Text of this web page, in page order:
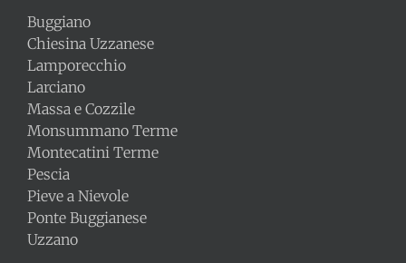
Buggiano
Chiesina Uzzanese
Lamporecchio
Larciano
Massa e Cozzile
Monsummano Terme
Montecatini Terme
Pescia
Pieve a Nievole
Ponte Buggianese
Uzzano